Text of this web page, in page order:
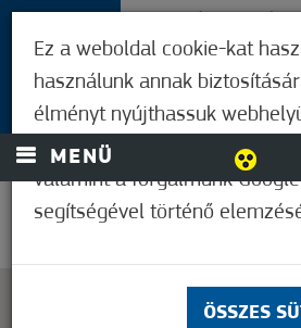
MENÜ
Ez a weboldal cookie-kat
használunk annak
élményt nyújthassuk
és a hirdetések személyre
valamint a forgalmunk
segítségével történő
ÖSSZES